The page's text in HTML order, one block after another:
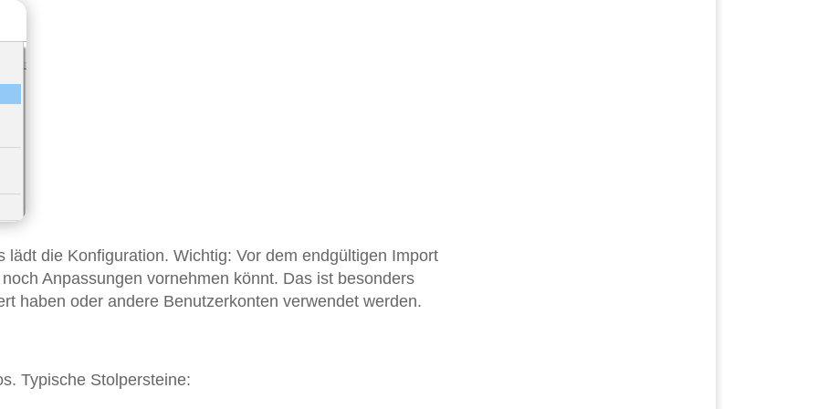
die Konfiguration. Wichtig: Vor dem endgültigen Import
Anpassungen vornehmen könnt. Das ist besonders
haben oder andere Benutzerkonten verwendet werden.
Typische Stolpersteine: